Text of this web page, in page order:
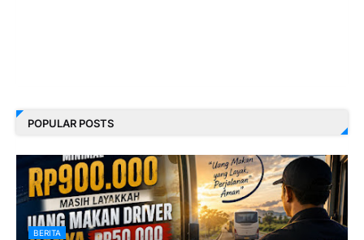
POPULAR POSTS
BERITA